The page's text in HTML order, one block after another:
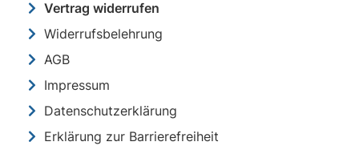
Vertrag widerrufen
Widerrufsbelehrung
AGB
Impressum
Datenschutzerklärung
Erklärung zur Barrierefreiheit